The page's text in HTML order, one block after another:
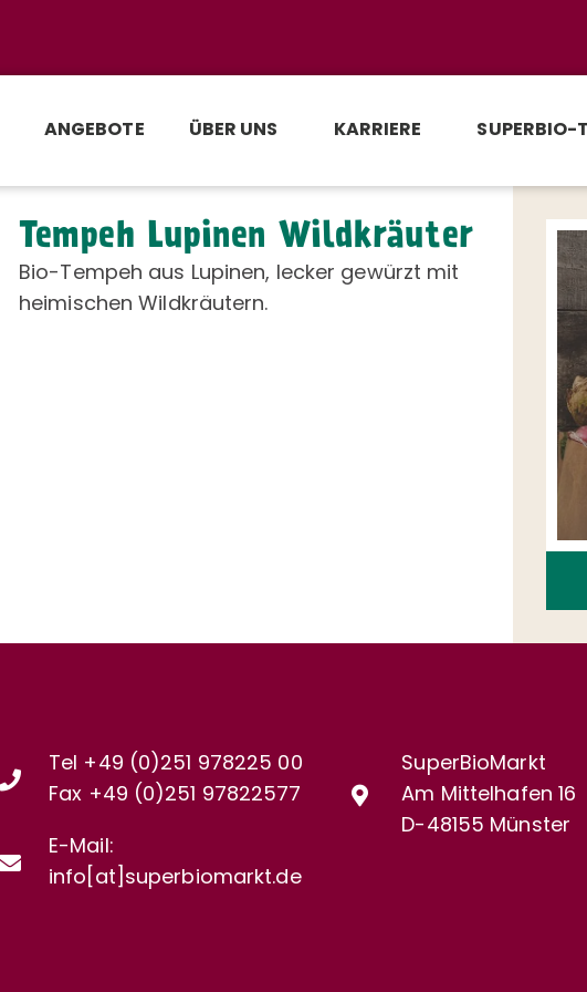
ANGEBOTE ÜBER UNS KARRIERE SUPERBIO-
Tempeh Lupinen Wildkräuter
Bio-Tempeh aus Lupinen, lecker gewürzt mit
heimischen Wildkräutern.
Tel +49 (0)251 978225 00
Fax +49 (0)251 97822577
E-Mail:
info[at]superbiomarkt.de
SuperBioMarkt
Am Mittelhafen 16
D-48155 Münster